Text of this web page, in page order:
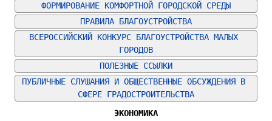
ФОРМИРОВАНИЕ КОМФОРТНОЙ ГОРОДСКОЙ СРЕДЫ
ПРАВИЛА БЛАГОУСТРОЙСТВА
ВСЕРОССИЙСКИЙ КОНКУРС БЛАГОУСТРОЙСТВА МАЛЫХ
ГОРОДОВ
ПОЛЕЗНЫЕ ССЫЛКИ
ПУБЛИЧНЫЕ СЛУШАНИЯ И ОБЩЕСТВЕННЫЕ ОБСУЖДЕНИЯ В
СФЕРЕ ГРАДОСТРОИТЕЛЬСТВА
ЭКОНОМИКА